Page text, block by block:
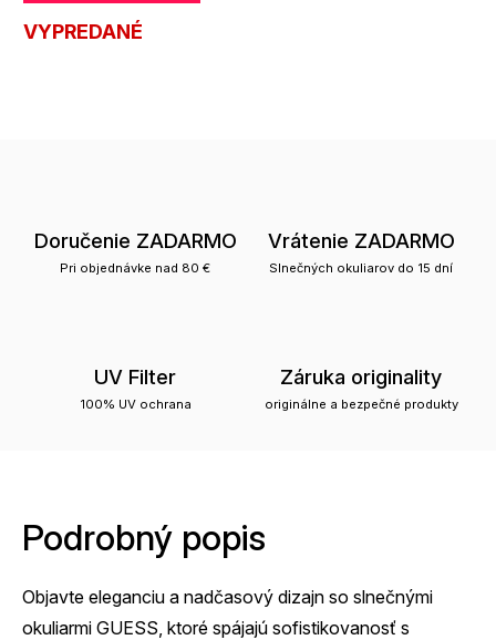
VYPREDANÉ
Doručenie ZADARMO
Pri objednávke nad 80 €
Vrátenie ZADARMO
Slnečných okuliarov do 15 dní
UV Filter
100% UV ochrana
Záruka originality
originálne a bezpečné produkty
Podrobný popis
Objavte eleganciu a nadčasový dizajn so slnečnými
okuliarmi GUESS, ktoré spájajú sofistikovanosť s